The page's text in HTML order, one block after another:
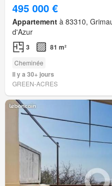
495 000 €
Appartement à 83310,
d'Azur
3 81 m²
Cheminée
Il y a 30+ jours
GREEN-ACRES